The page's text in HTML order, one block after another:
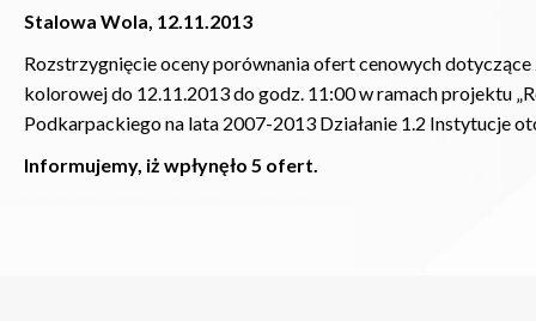
Stalowa Wola, 12.11.2013
Rozstrzygnięcie oceny porównania ofert cenowych
kolorowej do 12.11.2013 do godz. 11:00 w ramach projektu
Podkarpackiego na lata 2007-2013 Działanie 1.2 Instytucje
Informujemy, iż wpłynęło 5 ofert.